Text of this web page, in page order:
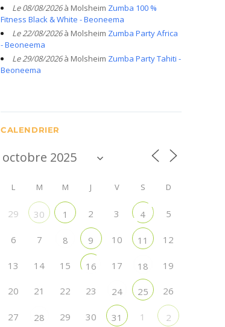
Le 08/08/2026à Molsheim Zumba 100 %
Fitness Black & White - Beoneema
Le 22/08/2026à Molsheim Zumba Party Africa
- Beoneema
Le 29/08/2026à Molsheim Zumba Party Tahiti -
Beoneema
CALENDRIER
L M M J V S D
29 30 1 2 3 4 5
6 7 8 9 10 11 12
13 14 15 16 17 18 19
20 21 22 23 24 25 26
27 28 29 30 31 1 2